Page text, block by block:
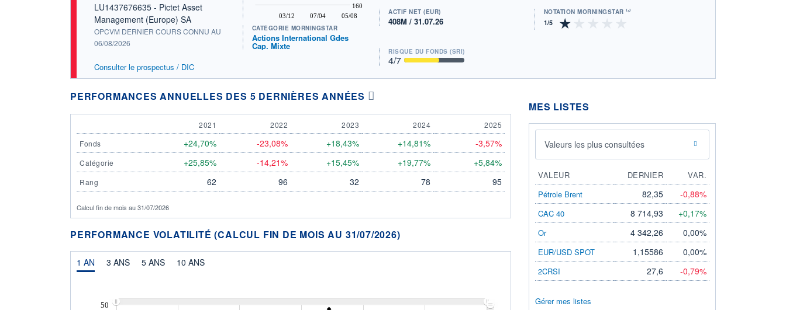
LU1437676635 - Pictet Asset
Management (Europe) SA
OPCVM DERNIER COURS CONNU AU
06/08/2026
Consulter le prospectus / DIC
03/12 07/04 05/08
160
CATÉGORIE MORNINGSTAR
Actions International Gdes
Cap. Mixte
ACTIF NET (EUR)
408M / 31.07.26
NOTATION MORNINGSTAR ⁽¹⁾
RISQUE DU FONDS (SRI)
4/7
PERFORMANCES ANNUELLES DES 5 DERNIÈRES ANNÉES
2021 2022 2023 2024
2025
Fonds
+24,70% -23,08% +18,43% +14,81% -3,57%
Catégorie +25,85% -14,21% +15,45% +19,77% +5,84%
Rang 62 96 32 78 95
Calcul fin de mois au 31/07/2026
PERFORMANCE VOLATILITÉ (CALCUL FIN DE MOIS AU 31/07/2026)
1 AN 3 ANS 5 ANS 10 ANS
50
MES LISTES
Valeurs les plus consultées
VALEUR DERNIER
VAR.
Pétrole Brent
82,35 -0,88%
CAC 40 8 714,93 +0,17%
Or 4 342,26 0,00%
EUR/USD SPOT 1,15586 0,00%
2CRSI 27,6 -0,79%
Gérer mes listes